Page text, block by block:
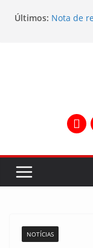
Últimos: Nota de
salarial
reajuste
NOTÍCIAS